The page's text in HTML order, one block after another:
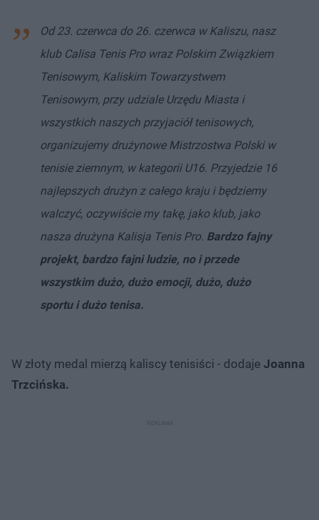
Od 23. czerwca do 26. czerwca w Kaliszu, nasz
klub Calisa Tenis Pro wraz Polskim Związkiem
Tenisowym, Kaliskim Towarzystwem
Tenisowym, przy udziale Urzędu Miasta i
wszystkich naszych przyjaciół tenisowych,
organizujemy drużynowe Mistrzostwa Polski w
tenisie ziemnym, w kategorii U16. Przyjedzie 16
najlepszych drużyn z całego kraju i będziemy
walczyć, oczywiście my takę, jako klub, jako
nasza drużyna Kalisja Tenis Pro. Bardzo fajny
projekt, bardzo fajni ludzie, no i przede
wszystkim dużo, dużo emocji, dużo, dużo
sportu i dużo tenisa.
W złoty medal mierzą kaliscy tenisiści - dodaje Joanna
Trzcińska.